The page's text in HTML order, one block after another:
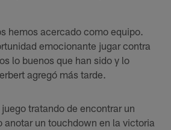
hemos acercado como equipo.
emocionante jugar contra
lo buenos que han sido y lo
agregó más tarde.
tratando de encontrar un
anotar un touchdown en la victoria